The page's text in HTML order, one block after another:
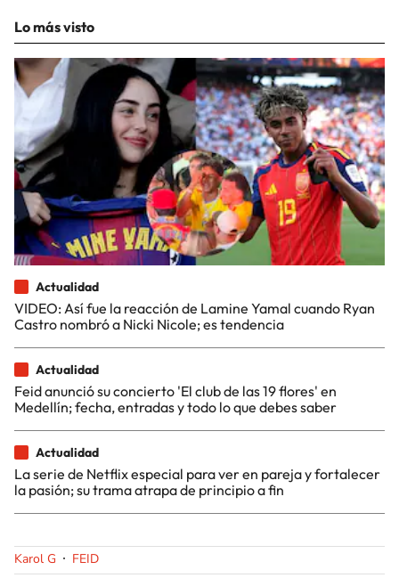
Lo más visto
Actualidad
VIDEO: Así fue la reacción de Lamine Yamal cuando Ryan
Castro nombró a Nicki Nicole; es tendencia
Actualidad
Feid anunció su concierto 'El club de las 19 flores' en
Medellín; fecha, entradas y todo lo que debes saber
Actualidad
La serie de Netflix especial para ver en pareja y fortalecer
la pasión; su trama atrapa de principio a fin
Karol G FEID